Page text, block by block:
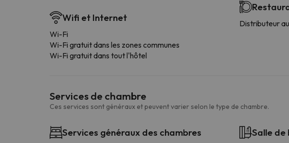
Wifi et Internet
Wi-Fi
Wi-Fi gratuit dans les zones communes
Wi-Fi gratuit dans tout l'hôtel
Distributeur
Services de chambre
Ces services sont généraux et peuvent varier selon le type de chambre.
Services généraux des chambres Salle de